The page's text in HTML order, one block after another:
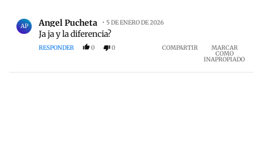
AP Angel Pucheta 5 DE ENERO DE 2026
Ja ja y la diferencia?
RESPONDER 0 0 COMPARTIR MARCAR
COMO
INAPROPIADO